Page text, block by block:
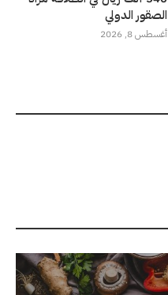
الصقور الدولي
أغسطس 8, 2026